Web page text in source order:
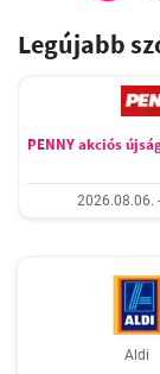
Legújabb
PENNY akciós
2026.08.06.
Aldi